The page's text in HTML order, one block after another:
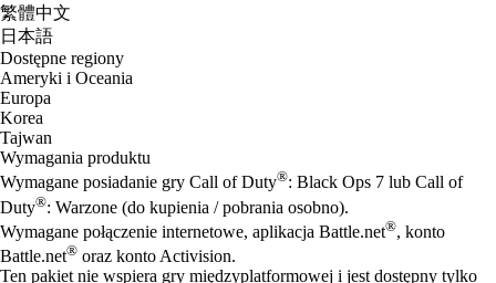
繁體中文
日本語
Dostępne regiony
Ameryki i Oceania
Europa
Korea
Tajwan
Wymagania produktu
Wymagane posiadanie gry Call of Duty®: Black Ops 7 lub Call of
Duty®: Warzone (do kupienia / pobrania osobno).
Wymagane połączenie internetowe, aplikacja Battle.net®, konto
Battle.net® oraz konto Activision.
Ten pakiet nie wspiera gry międzyplatformowej i jest dostępny tylko